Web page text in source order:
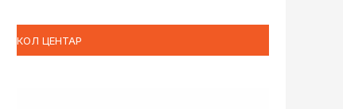
КОЛ ЦЕНТАР